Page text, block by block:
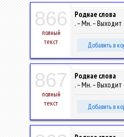
866
полный
текст
Роднае слова
. – Мн. – Выходит
Добавить в
867
полный
текст
Роднае слова
. – Мн. – Выходит
Добавить в